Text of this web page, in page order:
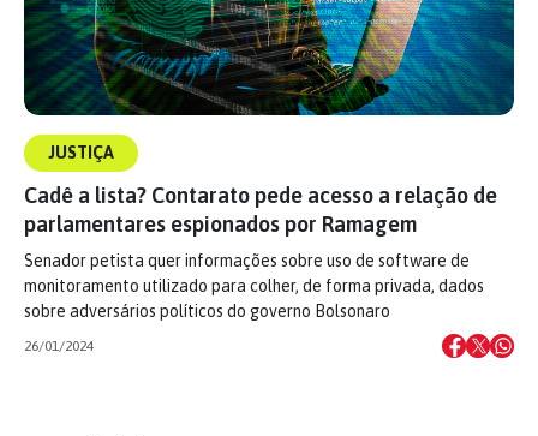
JUSTIÇA
Cadê a lista? Contarato pede acesso a relação de
parlamentares espionados por Ramagem
Senador petista quer informações sobre uso de software de
monitoramento utilizado para colher, de forma privada, dados
sobre adversários políticos do governo Bolsonaro
26/01/2024